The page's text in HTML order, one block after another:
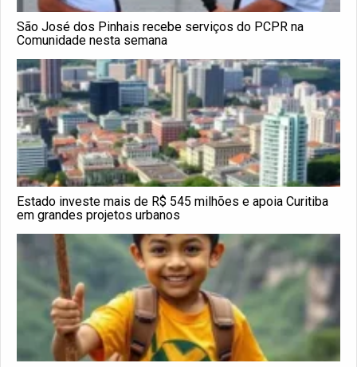
São José dos Pinhais recebe serviços do PCPR na
Comunidade nesta semana
Estado investe mais de R$ 545 milhões e apoia Curitiba
em grandes projetos urbanos